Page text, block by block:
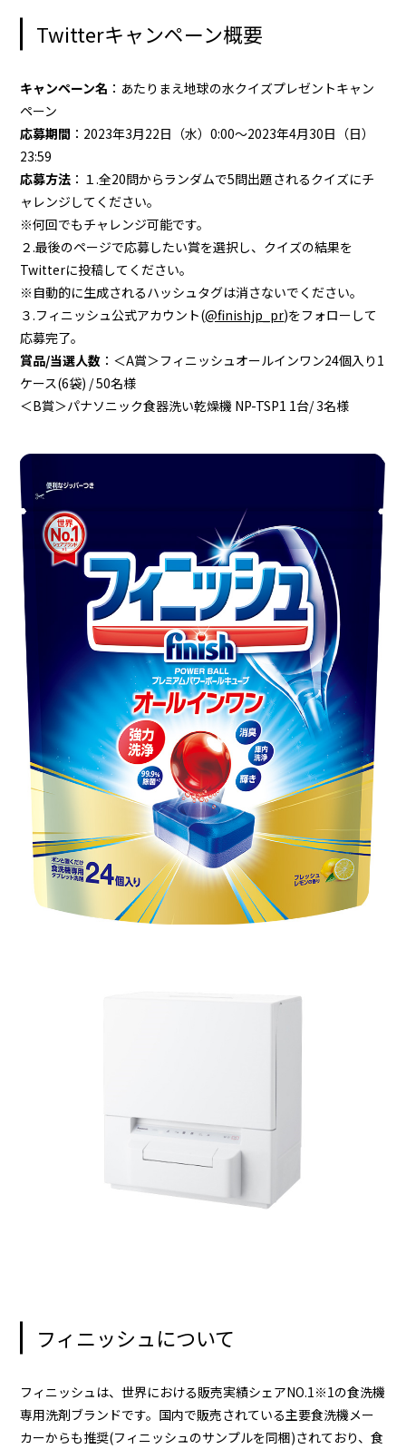
Twitterキャンペーン概要
キャンペーン名 ：あたりまえ地球の水クイズプレゼントキャン
ペーン
応募期間 ：2023年3月22日（水）0:00～2023年4月30日（日）
23:59
応募方法 ：１.全20問からランダムで5問出題されるクイズにチ
ャレンジしてください。
※何回でもチャレンジ可能です。
２.最後のページで応募したい賞を選択し、クイズの結果を
Twitterに投稿してください。
※自動的に生成されるハッシュタグは消さないでください。
３.フィニッシュ公式アカウント(@finishjp_pr)をフォローして
応募完了。
賞品/当選人数 ：＜A賞＞フィニッシュオールインワン24個入り1
ケース(6袋) / 50名様
＜B賞＞パナソニック食器洗い乾燥機 NP-TSP1 1台/ 3名様
フィニッシュについて
フィニッシュは、世界における販売実績シェアNO.1※1の食洗機
専用洗剤ブランドです。国内で販売されている主要食洗機メー
カーからも推奨(フィニッシュのサンプルを同梱)されており、食